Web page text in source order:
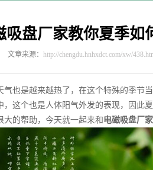
吸盘厂家教你夏季如
文章来源： http://chengdu.hnhxdct.com/xw/
气也是越来越热了，在这个特殊的季节
，这个也是人体阳气外发的表现，因此
的帮助，今天就一起来和电磁吸盘厂家